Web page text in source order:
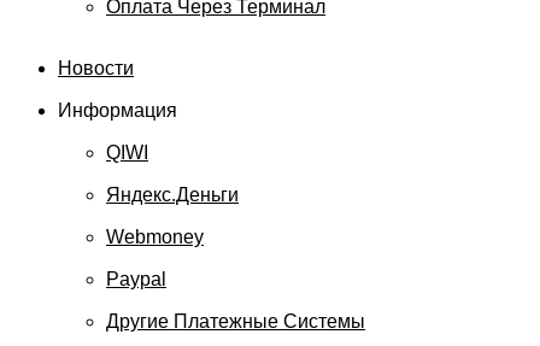
Оплата Через Терминал
Новости
Информация
QIWI
Яндекс.Деньги
Webmoney
Paypal
Другие Платежные Системы